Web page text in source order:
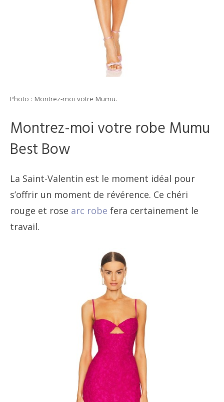
Photo : Montrez-moi votre Mumu.
Montrez-moi votre robe Mumu
Best Bow
La Saint-Valentin est le moment idéal pour
s’offrir un moment de révérence. Ce chéri
rouge et rose arc robe fera certainement le
travail.